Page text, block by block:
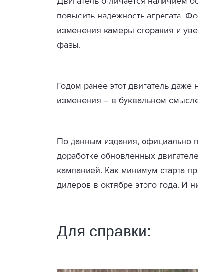
повысить надежность агрегата.
изменения камеры сгорания и
фазы.
Годом ранее этот двигатель
изменения – в буквальном
По данным издания, официально
доработке обновленных
кампанией. Как минимум старта
дилеров в октябре этого года. И
Для справки: